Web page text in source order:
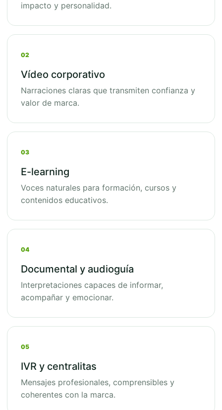
impacto y personalidad.
02
Vídeo corporativo
Narraciones claras que transmiten confianza y
valor de marca.
03
E-learning
Voces naturales para formación, cursos y
contenidos educativos.
04
Documental y audioguía
Interpretaciones capaces de informar,
acompañar y emocionar.
05
IVR y centralitas
Mensajes profesionales, comprensibles y
coherentes con la marca.